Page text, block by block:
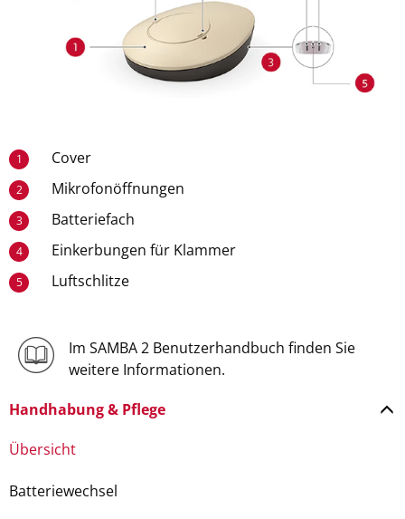
1 Cover
2 Mikrofonöffnungen
3 Batteriefach
4 Einkerbungen für Klammer
5 Luftschlitze
Im SAMBA 2 Benutzerhandbuch finden Sie
weitere Informationen.
Handhabung & Pflege
Übersicht
Batteriewechsel